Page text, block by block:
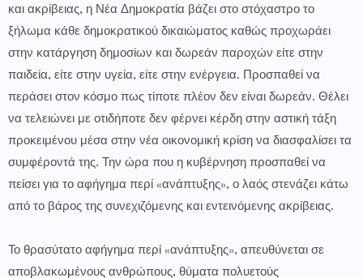
και ακρίβειας, η Νέα Δημοκρατία βάζει στο στόχαστρο το
ξήλωμα κάθε δημοκρατικού δικαιώματος καθώς προχωράει
στην κατάργηση δημοσίων και δωρεάν παροχών είτε στην
παιδεία, είτε στην υγεία, είτε στην ενέργεια. Προσπαθεί να
περάσει στον κόσμο πως τίποτε πλέον δεν είναι δωρεάν. Θέλει
να τελειώνει με οτιδήποτε δεν φέρνει κέρδη στην αστική τάξη
προκειμένου μέσα στην νέα οικονομική κρίση να διασφαλίσει τα
συμφέροντά της. Την ώρα που η κυβέρνηση προσπαθεί να
πείσει για το αφήγημα περί «ανάπτυξης», ο λαός στενάζει κάτω
από το βάρος της συνεχιζόμενης και εντεινόμενης ακρίβειας.
Το θρασύτατο αφήγημα περί «ανάπτυξης», απευθύνεται σε
αποβλακωμένους ανθρώπους, θύματα πολυετούς